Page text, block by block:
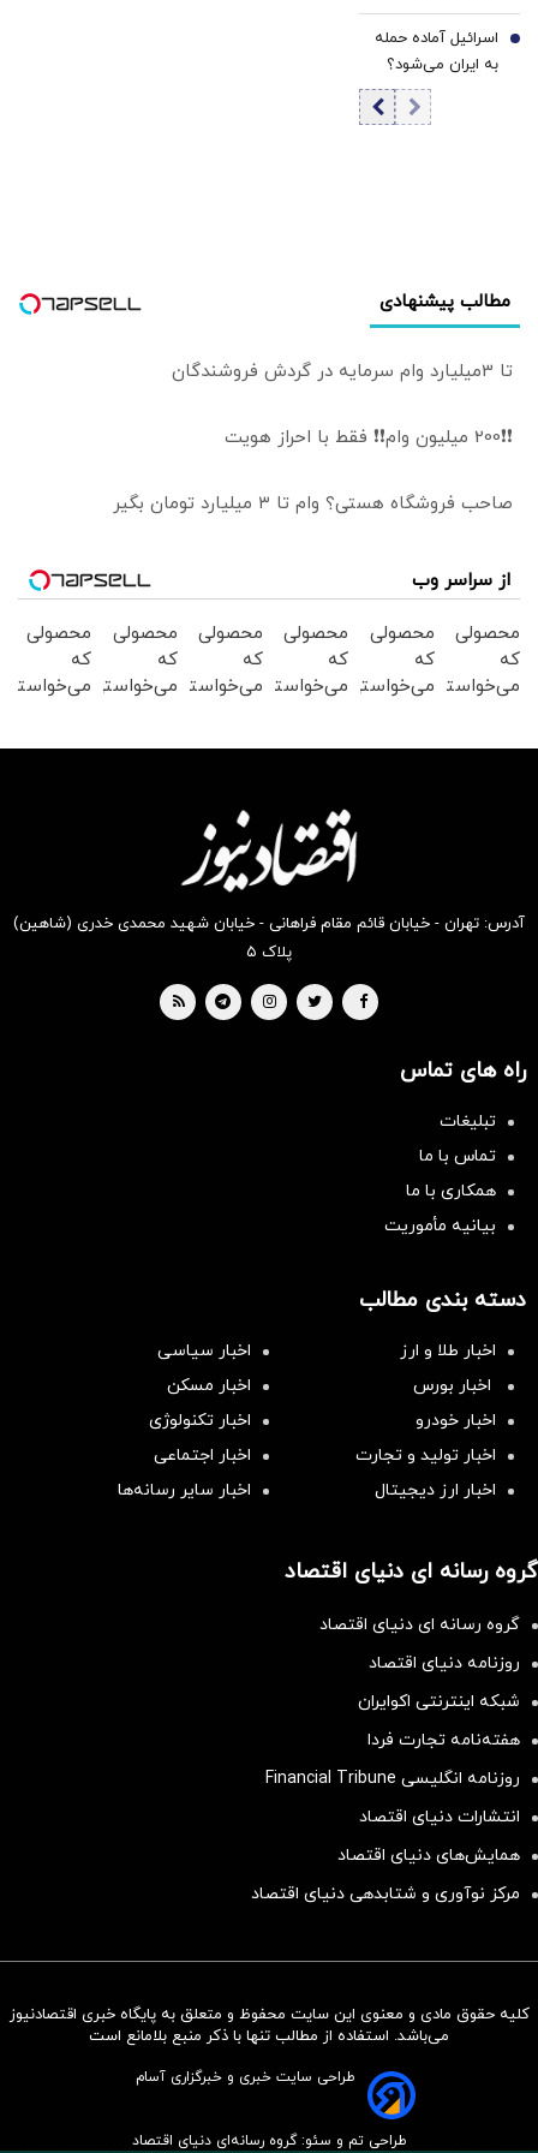
سرمایه‌گذاری همسنگ با شاخص
هشدار ارتش آمریکا
جنگ با ایران را آغاز
کرد
اسرائیل آماده حمله
به ایران می‌شود؟
7
مطالب پیشنهادی
تا 3میلیارد وام سرمایه در گردش فروشندگان
❗❗200 میلیون وام❗❗ فقط با احراز هویت
صاحب فروشگاه هستی؟ وام تا ۳ میلیارد تومان بگیر
از سراسر وب
محصولی
که
می‌خواستی
محصولی
که
می‌خواستی
محصولی
که
می‌خواستی
بخر !
محصولی
که
می‌خواستی
بخر !
محصولی
که
می‌خواستی
محصولی
که
می‌خواستی
آدرس: تهران - خیابان قائم مقام فراهانی - خیابان شهید محمدی خدری (شاهین)
پلاک ۵
راه های تماس
تبلیغات
تماس با ما
همکاری با ما
بیانیه مأموریت
دسته بندی مطالب
اخبار طلا و ارز
اخبار سیاسی
اخبار بورس
اخبار مسکن
اخبار خودرو
اخبار تکنولوژی
اخبار تولید و تجارت
اخبار اجتماعی
اخبار ارز دیجیتال
اخبار سایر رسانه‌‌ها
گروه رسانه ای دنیای اقتصاد
گروه رسانه ای دنیای اقتصاد
روزنامه دنیای اقتصاد
شبکه اینترنتی اکوایران
هفته‌نامه تجارت فردا
روزنامه انگلیسی Financial Tribune
انتشارات دنیای اقتصاد
همایش‌های دنیای اقتصاد
مرکز نوآوری و شتابدهی دنیای اقتصاد
کلیه حقوق مادی و معنوی این سایت محفوظ و متعلق به پایگاه خبری اقتصادنیوز
می‌باشد. استفاده از مطالب تنها با ذکر منبع بلامانع است
طراحی سایت خبری و خبرگزاری آسام
طراحی تم و سئو: گروه رسانه‌ای دنیای اقتصاد